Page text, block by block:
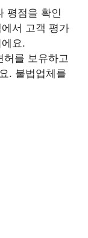
평점을 확인
서 고객 평가
요.
허를 보유하고
. 불법업체를